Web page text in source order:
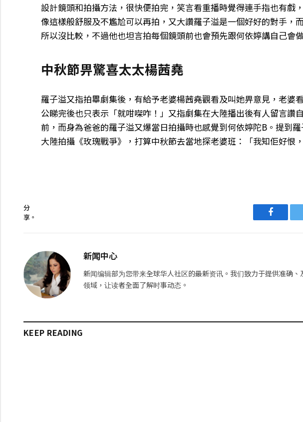
設計鏡頭和拍攝方法，很快便拍完，笑言看重播時覺得連手指也有戲
像這樣般舒服及不尷尬可以再拍，又大讚羅子溢是一個好好的對手，
所以沒比較，不過他也坦言拍每個鏡頭前也會預先跟何依婷講自己會
中秋節畀驚喜太太楊茜堯
羅子溢又指拍畢劇集後，有給予老婆楊茜堯觀看及叫她畀意見，老婆
公睇完後也只表示「就咁㗎咋！」又指劇集在大陸播出後有人留言讚
前，而身為爸爸的羅子溢又爆當日拍攝時也感覺到何依婷陀B。提到
大陸拍攝《玫瑰戰爭》，打算中秋節去當地探老婆班：「我知佢好恨
分
享。
新闻中心
新闻编辑部为您带来全球华人社区的最新资讯。我们致力于提供准确
领域，让读者全面了解时事动态。
KEEP READING